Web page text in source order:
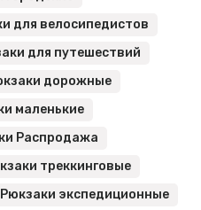
для велосипедистов
для путешествий
дорожные
маленькие
Распродажа
треккинговые
Рюкзаки экспедиционные